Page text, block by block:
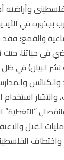
وأراضيه
– الذي بدأ منذ أكثر من 75
والقمع؛
في حياتنا،
غزة ال 7000 شخص (حتى وقت
القتل
واختطاف